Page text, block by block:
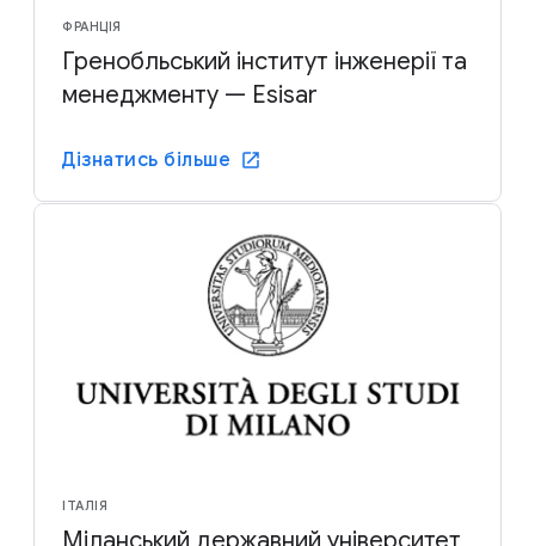
ФРАНЦІЯ
Гренобльський інститут інженерії та
менеджменту — Esisar
Дізнатись більше
ІТАЛІЯ